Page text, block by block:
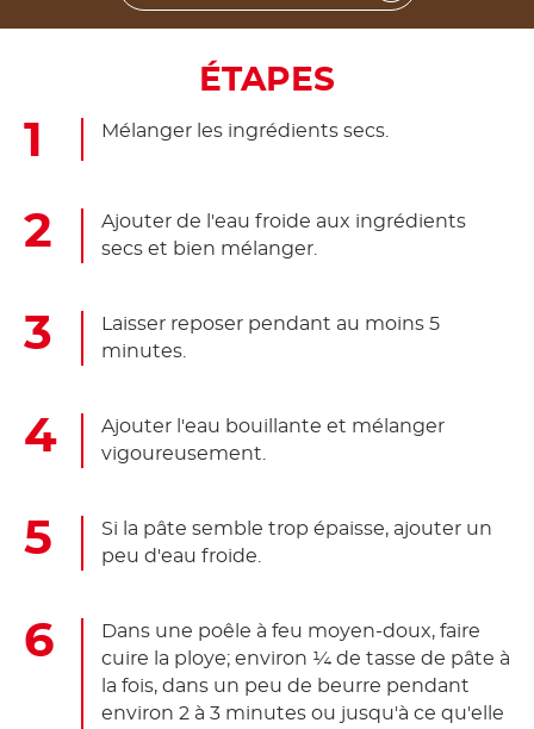
ÉTAPES
Mélanger les ingrédients secs.
Ajouter de l'eau froide aux ingrédients
secs et bien mélanger.
Laisser reposer pendant au moins 5
minutes.
Ajouter l'eau bouillante et mélanger
vigoureusement.
Si la pâte semble trop épaisse, ajouter un
peu d'eau froide.
Dans une poêle à feu moyen-doux, faire
cuire la ploye; environ ¼ de tasse de pâte à
la fois, dans un peu de beurre pendant
environ 2 à 3 minutes ou jusqu'à ce qu'elle